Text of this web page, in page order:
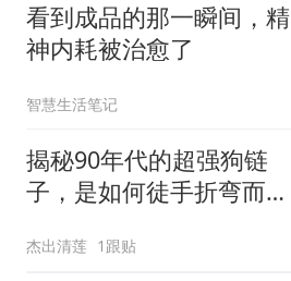
看到成品的那一瞬间，精
神内耗被治愈了
智慧生活笔记
揭秘90年代的超强狗链
子，是如何徒手折弯而成
杰出清莲 1跟贴